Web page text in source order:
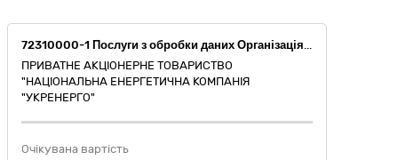
72310000-1 Послуги з обробки даних Організація каналів, передача даних, організація та надання захищеного доступу до мережі Інтернет до об'єктів та Центральних вузлів підключення НЕК "Укренерго"
ПРИВАТНЕ АКЦІОНЕРНЕ ТОВАРИСТВО
"НАЦІОНАЛЬНА ЕНЕРГЕТИЧНА КОМПАНІЯ
"УКРЕНЕРГО"
Очікувана вартість